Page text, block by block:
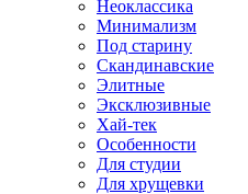
Неоклассика
Минимализм
Под старину
Скандинавские
Элитные
Эксклюзивные
Хай-тек
Особенности
Для студии
Для хрущевки